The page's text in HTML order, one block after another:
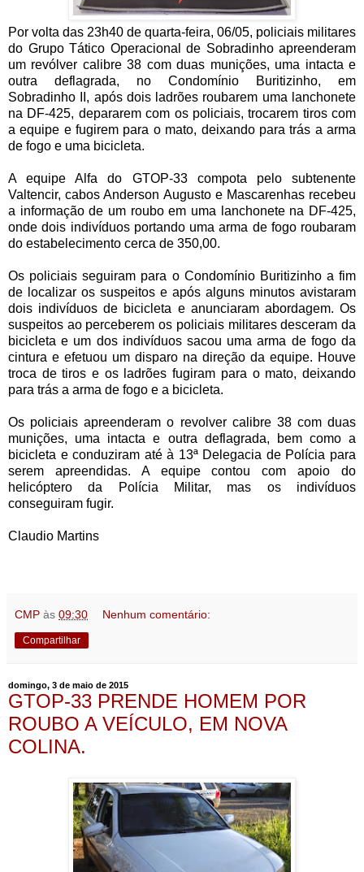
Por volta das 23h40 de quarta-feira, 06/05, policiais militares
do Grupo Tático Operacional de Sobradinho apreenderam
um revólver calibre 38 com duas munições, uma intacta e
outra deflagrada, no Condomínio Buritizinho, em
Sobradinho II, após dois ladrões roubarem uma lanchonete
na DF-425, depararem com os policiais, trocarem tiros com
a equipe e fugirem para o mato, deixando para trás a arma
de fogo e uma bicicleta.
A equipe Alfa do GTOP-33 compota pelo subtenente
Valtencir, cabos Anderson Augusto e Mascarenhas recebeu
a informação de um roubo em uma lanchonete na DF-425,
onde dois indivíduos portando uma arma de fogo roubaram
do estabelecimento cerca de 350,00.
Os policiais seguiram para o Condomínio Buritizinho a fim
de localizar os suspeitos e após alguns minutos avistaram
dois indivíduos de bicicleta e anunciaram abordagem. Os
suspeitos ao perceberem os policiais militares desceram da
bicicleta e um dos indivíduos sacou uma arma de fogo da
cintura e efetuou um disparo na direção da equipe. Houve
troca de tiros e os ladrões fugiram para o mato, deixando
para trás a arma de fogo e a bicicleta.
Os policiais apreenderam o revolver calibre 38 com duas
munições, uma intacta e outra deflagrada, bem como a
bicicleta e conduziram até à 13ª Delegacia de Polícia para
serem apreendidas. A equipe contou com apoio do
helicóptero da Polícia Militar, mas os indivíduos
conseguiram fugir.
Claudio Martins
CMP às 09:30 Nenhum comentário:
Compartilhar
domingo, 3 de maio de 2015
GTOP-33 PRENDE HOMEM POR
ROUBO A VEÍCULO, EM NOVA
COLINA.